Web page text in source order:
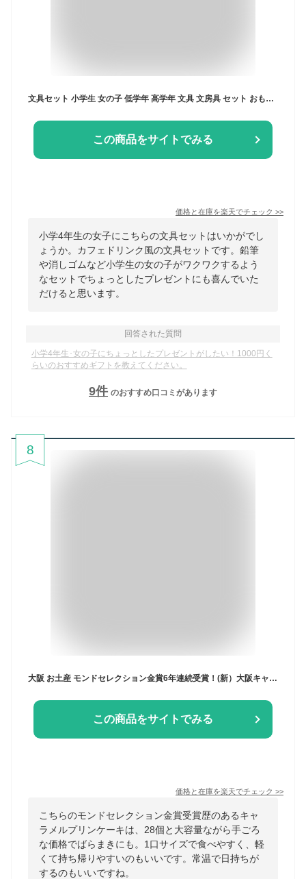
この商品をサイトでみる
価格と在庫を楽天でチェック >>
小学4年生の女子にこちらの文具セットはいかがでし
ょうか。カフェドリンク風の文具セットです。鉛筆
や消しゴムなど小学生の女の子がワクワクするよう
なセットでちょっとしたプレゼントにも喜んでいた
だけると思います。
回答された質問
小学4年生･女の子にちょっとしたプレゼントがしたい！1000円く
らいのおすすめギフトを教えてください。
9件 のおすすめ口コミがあります
8
この商品をサイトでみる
価格と在庫を楽天でチェック >>
こちらのモンドセレクション金賞受賞歴のあるキャ
ラメルプリンケーキは、28個と大容量ながら手ごろ
な価格でばらまきにも。1口サイズで食べやすく、軽
くて持ち帰りやすいのもいいです。常温で日持ちが
するのもいいですね。